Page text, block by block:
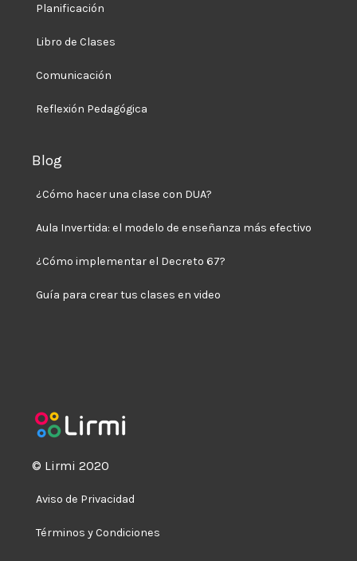
Planificación
Libro de Clases
Comunicación
Reflexión Pedagógica
Blog
¿Cómo hacer una clase con DUA?
Aula Invertida: el modelo de enseñanza más efectivo
¿Cómo implementar el Decreto 67?
Guía para crear tus clases en video
© Lirmi 2020
Aviso de Privacidad
Términos y Condiciones